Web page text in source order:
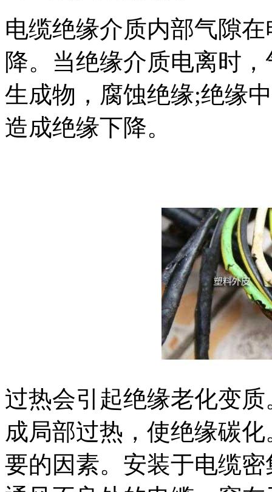
电缆绝缘介质内部气隙
降。当绝缘介质电离时
生成物，腐蚀绝缘;绝缘
造成绝缘下降。
过热会引起绝缘老化变
成局部过热，使绝缘碳
要的因素。安装于电缆